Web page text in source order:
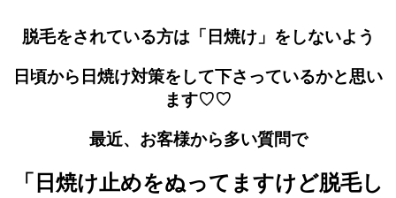
脱毛をされている方は「日焼け」をしないよう
日頃から日焼け対策をして下さっているかと思い
ます♡♡
最近、お客様から多い質問で
「日焼け止めをぬってますけど脱毛し